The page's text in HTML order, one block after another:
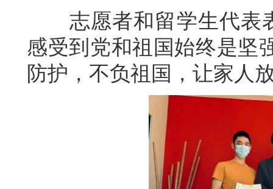
志愿者和留学生代表表
感受到党和祖国始终是坚
防护，不负祖国，让家人